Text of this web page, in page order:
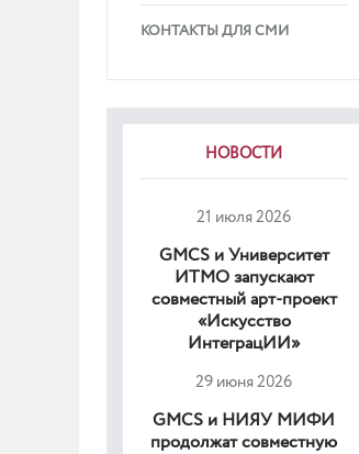
КОНТАКТЫ ДЛЯ СМИ
НОВОСТИ
21 июля 2026
GMCS и Университет
ИТМО запускают
совместный арт-проект
«Искусство
ИнтеграцИИ»
29 июня 2026
GMCS и НИЯУ МИФИ
продолжат совместную